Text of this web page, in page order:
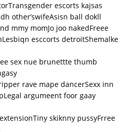
escorts kajsas
other’swifeAsisn ball dokll
mmy momJo joo nakedFreee
esccorts detroitShemalke
sex nue brunettte thumb
rave mape dancerSexx inn
argumeent foor gaay
skiknny pussyFrree